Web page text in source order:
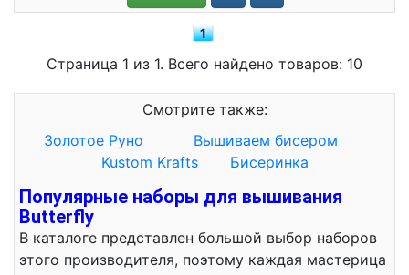
1
Страница 1 из 1. Всего найдено товаров: 10
Смотрите также:
Золотое Руно
Вышиваем бисером
Kustom Krafts
Бисеринка
Популярные наборы для вышивания
Butterfly
В каталоге представлен большой выбор наборов
этого производителя, поэтому каждая мастерица